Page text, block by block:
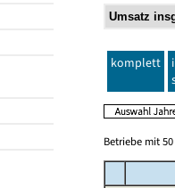
komplett
Betriebe mit